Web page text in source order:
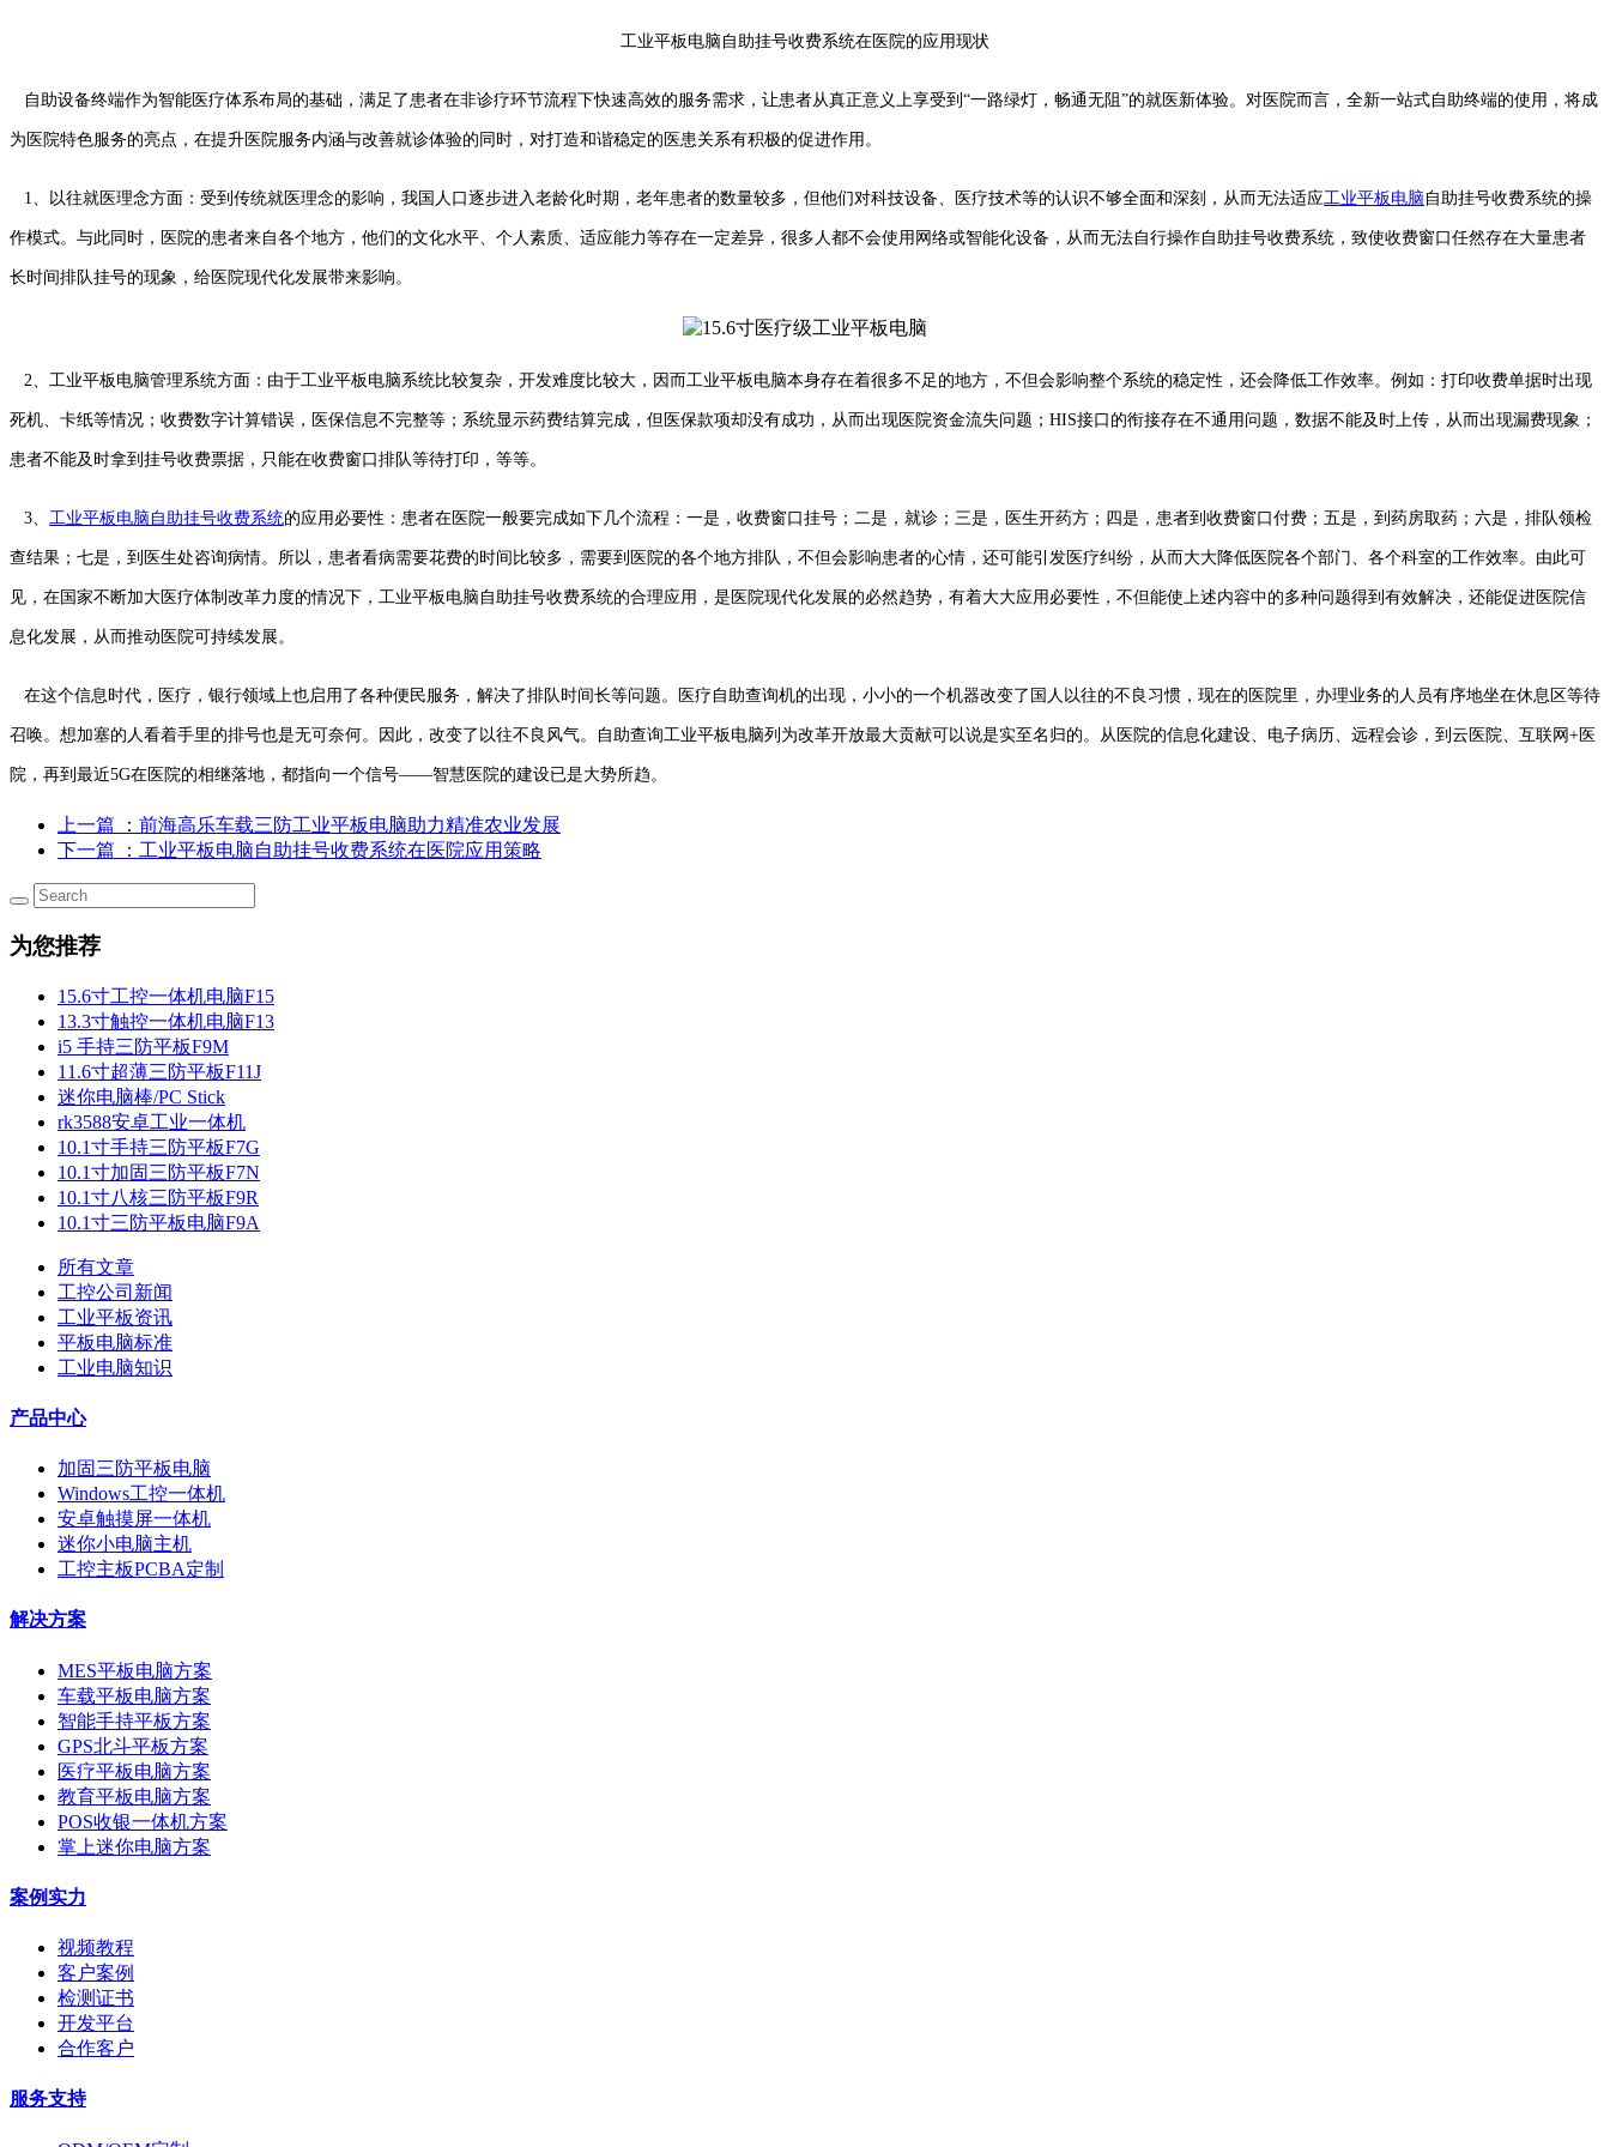
工业平板电脑自助挂号收费系统在医院的应用现状
自助设备终端作为智能医疗体系布局的基础，满足了患者在非诊疗环节流程下快速高效的服务需求，让患者从真正意义上享受到“一路绿灯，畅通无阻”的就医新体验。对医院而言，全新一站式自助终端的使用，将成
为医院特色服务的亮点，在提升医院服务内涵与改善就诊体验的同时，对打造和谐稳定的医患关系有积极的促进作用。
1、以往就医理念方面：受到传统就医理念的影响，我国人口逐步进入老龄化时期，老年患者的数量较多，但他们对科技设备、医疗技术等的认识不够全面和深刻，从而无法适应工业平板电脑 自助挂号收费系统的操
作模式。与此同时，医院的患者来自各个地方，他们的文化水平、个人素质、适应能力等存在一定差异，很多人都不会使用网络或智能化设备，从而无法自行操作自助挂号收费系统，致使收费窗口任然存在大量患者
长时间排队挂号的现象，给医院现代化发展带来影响。
2、工业平板电脑管理系统方面：由于工业平板电脑系统比较复杂，开发难度比较大，因而工业平板电脑本身存在着很多不足的地方，不但会影响整个系统的稳定性，还会降低工作效率。例如：打印收费单据时出现
死机、卡纸等情况；收费数字计算错误，医保信息不完整等；系统显示药费结算完成，但医保款项却没有成功，从而出现医院资金流失问题；HIS接口的衔接存在不通用问题，数据不能及时上传，从而出现漏费现象；
患者不能及时拿到挂号收费票据，只能在收费窗口排队等待打印，等等。
3、 工业平板电脑自助挂号收费系统的应用必要性：患者在医院一般要完成如下几个流程：一是，收费窗口挂号；二是，就诊；三是，医生开药方；四是，患者到收费窗口付费；五是，到药房取药；六是，排队领检
查结果；七是，到医生处咨询病情。所以，患者看病需要花费的时间比较多，需要到医院的各个地方排队，不但会影响患者的心情，还可能引发医疗纠纷，从而大大降低医院各个部门、各个科室的工作效率。由此可
见，在国家不断加大医疗体制改革力度的情况下，工业平板电脑自助挂号收费系统的合理应用，是医院现代化发展的必然趋势，有着大大应用必要性，不但能使上述内容中的多种问题得到有效解决，还能促进医院信
息化发展，从而推动医院可持续发展。
在这个信息时代，医疗，银行领域上也启用了各种便民服务，解决了排队时间长等问题。医疗自助查询机的出现，小小的一个机器改变了国人以往的不良习惯，现在的医院里，办理业务的人员有序地坐在休息区等待
召唤。想加塞的人看着手里的排号也是无可奈何。因此，改变了以往不良风气。自助查询工业平板电脑列为改革开放最大贡献可以说是实至名归的。从医院的信息化建设、电子病历、远程会诊，到云医院、互联网+医
院，再到最近5G在医院的相继落地，都指向一个信号——智慧医院的建设已是大势所趋。
上一篇
：前海高乐车载三防工业平板电脑助力精准农业发展
下一篇
：工业平板电脑自助挂号收费系统在医院应用策略
为您推荐
15.6寸工控一体机电脑F15
13.3寸触控一体机电脑F13
i5 手持三防平板F9M
11.6寸超薄三防平板F11J
迷你电脑棒/PC Stick
rk3588安卓工业一体机
10.1寸手持三防平板F7G
10.1寸加固三防平板F7N
10.1寸八核三防平板F9R
10.1寸三防平板电脑F9A
所有文章
工控公司新闻
工业平板资讯
平板电脑标准
工业电脑知识
产品中心
加固三防平板电脑
Windows工控一体机
安卓触摸屏一体机
迷你小电脑主机
工控主板PCBA定制
解决方案
MES平板电脑方案
车载平板电脑方案
智能手持平板方案
GPS北斗平板方案
医疗平板电脑方案
教育平板电脑方案
POS收银一体机方案
掌上迷你电脑方案
案例实力
视频教程
客户案例
检测证书
开发平台
合作客户
服务支持